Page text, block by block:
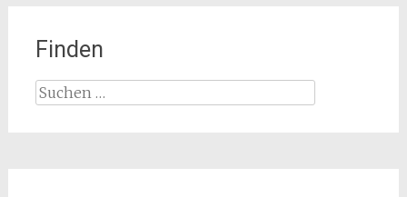
Finden
Suchen
nach: